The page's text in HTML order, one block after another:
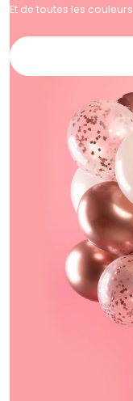
Et de toutes les couleurs